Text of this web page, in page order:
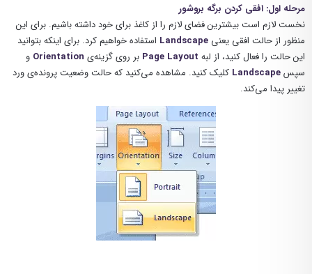
مرحله اول: افقی کردن برگه بروشور
نخست لازم است بیشترین فضای لازم را از کاغذ برای خود داشته باشیم. برای این
منظور از حالت افقی یعنی Landscape استفاده خواهیم کرد. برای اینکه بتوانید
این حالت را فعال کنید، از لبه‌ Page Layout بر روی گزینه‌ی Orientation و
سپسLandscape
کلیک کنید. مشاهده می‌کنید که حالت وضعیت پرونده‌ی ورد
تغییر پیدا می‌کند.